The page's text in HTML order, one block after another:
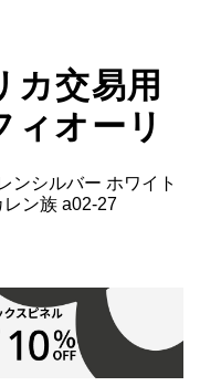
カ交易用
ィオーリ
ンシルバー ホワイト
ン族 a02-27